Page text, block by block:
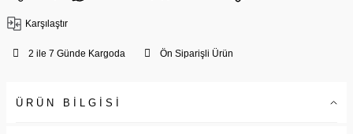
Karşılaştır
2 ile 7 Günde Kargoda Ön Siparişli Ürün
ÜRÜN BİLGİSİ